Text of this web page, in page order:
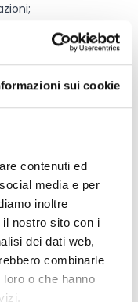
sui cookie
contenuti ed
media e per
inoltre
nostro sito con i
dei dati web,
combinarle
o che hanno
attività
e distribuzione di
aventi sede
Regione Lazio.
al progetto di
di primo
e paritari e della